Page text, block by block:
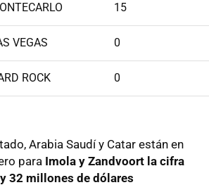
15
VEGAS 0
ROCK 0
Arabia Saudí y Catar están en
para Imola y Zandvoort la cifra
32 millones de dólares